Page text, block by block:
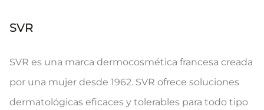
SVR
SVR es una marca dermocosmética francesa creada
por una mujer desde 1962. SVR ofrece soluciones
dermatológicas eficaces y tolerables para todo tipo